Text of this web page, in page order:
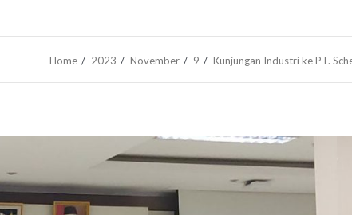
Home 2023 November 9 Kunjungan Industri ke PT.